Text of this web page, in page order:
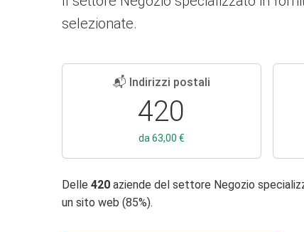
selezionate.
📬 Indirizzi postali
420
da 63,00 €
Delle 420 aziende del settore Negozio
un sito web (85%).